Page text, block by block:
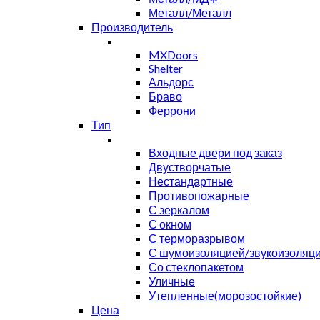
Металл/Металл
Производитель
MXDoors
Shelter
Альдорс
Браво
Феррони
Тип
Входные двери под заказ
Двустворчатые
Нестандартные
Противопожарные
С зеркалом
С окном
С терморазрывом
С шумоизоляцией/
Со стеклопакетом
Уличные
Утепленные(морозостойкие)
Цена